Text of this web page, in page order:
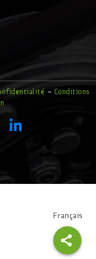
– Conditions
Français